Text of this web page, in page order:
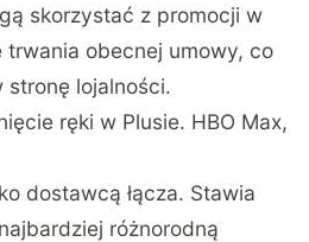
skorzystać z promocji w
trwania obecnej umowy, co
stronę lojalności.
ręki w Plusie. HBO Max,
dostawcą łącza. Stawia
różnorodną